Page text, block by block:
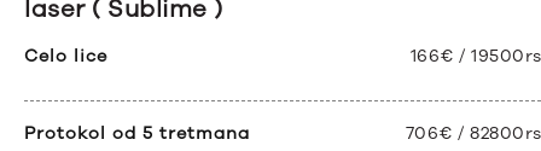
laser ( Sublime )
Celo lice 166€ /
Protokol od 5 tretmana 706€ /